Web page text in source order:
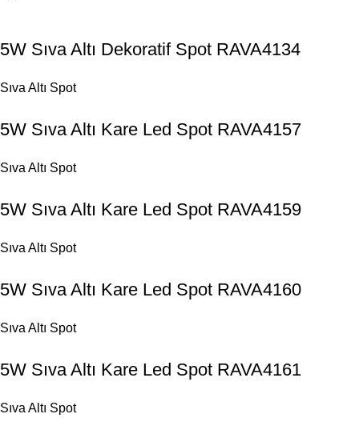
5W Sıva Altı Dekoratif Spot RAVA4134
Sıva Altı Spot
5W Sıva Altı Kare Led Spot RAVA4157
Sıva Altı Spot
5W Sıva Altı Kare Led Spot RAVA4159
Sıva Altı Spot
5W Sıva Altı Kare Led Spot RAVA4160
Sıva Altı Spot
5W Sıva Altı Kare Led Spot RAVA4161
Sıva Altı Spot